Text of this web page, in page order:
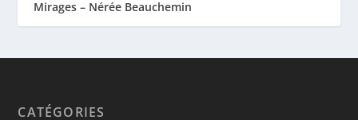
Mirages – Nérée Beauchemin
CATÉGORIES